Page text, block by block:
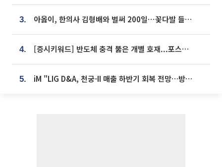
3. 아옳이, 한의사 김형배와 벌써 200일⋯꽃다발 들고 "프러포즈 아냐"
4. [증시키워드] 반도체 충격 뚫은 개별 호재...포스코퓨처엠·에코프로·한화솔루션 '눈길'
5. iM "LIG D&A, 천궁-II 매출 하반기 회복 전망…방산 톱픽 유지"